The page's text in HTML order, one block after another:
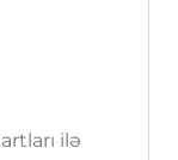
ilə